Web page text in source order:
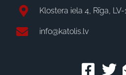
Klostera iela 4, Rīga,
info@katolis.lv